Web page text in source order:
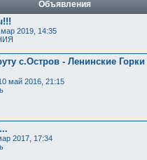
Объявления
2019, 14:35
с.Остров - Ленинские
май 2016, 21:15
2017, 17:34